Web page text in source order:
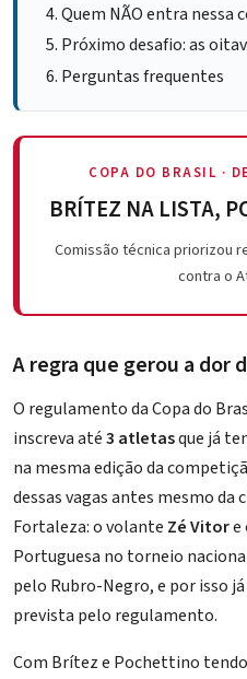
Quem NÃO entra nessa
Próximo desafio: as
Perguntas frequentes
COPA DO BRASIL ·
BRÍTEZ NA LISTA,
Comissão técnica priorizou
contra o
A regra que gerou a dor
O regulamento da Copa do
inscreva até3 atletasque já
na mesma edição da
dessas vagas antes mesmo da
Fortaleza: o volante Zé Vitore
Portuguesa no torneio
pelo Rubro-Negro, e por isso
prevista pelo regulamento.
Com Brítez e Pochettino